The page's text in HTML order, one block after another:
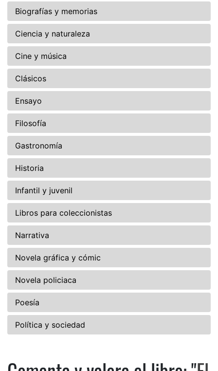
Biografías y memorias
Ciencia y naturaleza
Cine y música
Clásicos
Ensayo
Filosofía
Gastronomía
Historia
Infantil y juvenil
Libros para coleccionistas
Narrativa
Novela gráfica y cómic
Novela policiaca
Poesía
Política y sociedad